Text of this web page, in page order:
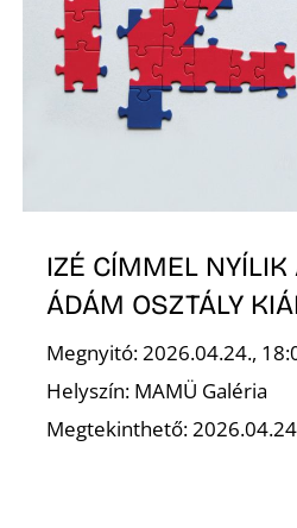
IZÉ CÍMMEL NYÍLIK
ÁDÁM OSZTÁLY
Megnyitó: 2026.04.24.,
Helyszín: MAMÜ Galéria
Megtekinthető: